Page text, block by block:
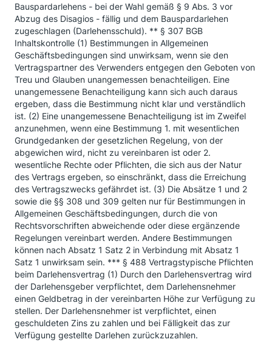
Bauspardarlehens - bei der Wahl gemäß § 9 Abs. 3 vor
Abzug des Disagios - fällig und dem Bauspardarlehen
zugeschlagen (Darlehensschuld). ** § 307 BGB
Inhaltskontrolle (1) Bestimmungen in Allgemeinen
Geschäftsbedingungen sind unwirksam, wenn sie den
Vertragspartner des Verwenders entgegen den Geboten von
Treu und Glauben unangemessen benachteiligen. Eine
unangemessene Benachteiligung kann sich auch daraus
ergeben, dass die Bestimmung nicht klar und verständlich
ist. (2) Eine unangemessene Benachteiligung ist im Zweifel
anzunehmen, wenn eine Bestimmung 1. mit wesentlichen
Grundgedanken der gesetzlichen Regelung, von der
abgewichen wird, nicht zu vereinbaren ist oder 2.
wesentliche Rechte oder Pflichten, die sich aus der Natur
des Vertrags ergeben, so einschränkt, dass die Erreichung
des Vertragszwecks gefährdet ist. (3) Die Absätze 1 und 2
sowie die §§ 308 und 309 gelten nur für Bestimmungen in
Allgemeinen Geschäftsbedingungen, durch die von
Rechtsvorschriften abweichende oder diese ergänzende
Regelungen vereinbart werden. Andere Bestimmungen
können nach Absatz 1 Satz 2 in Verbindung mit Absatz 1
Satz 1 unwirksam sein. *** § 488 Vertragstypische Pflichten
beim Darlehensvertrag (1) Durch den Darlehensvertrag wird
der Darlehensgeber verpflichtet, dem Darlehensnehmer
einen Geldbetrag in der vereinbarten Höhe zur Verfügung zu
stellen. Der Darlehensnehmer ist verpflichtet, einen
geschuldeten Zins zu zahlen und bei Fälligkeit das zur
Verfügung gestellte Darlehen zurückzuzahlen.